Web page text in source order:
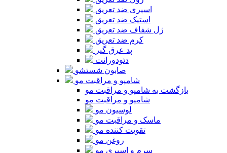
اسپری ضد تعریق
استیک ضد تعریق
ژل شفاف ضد تعریق
کرم ضد تعریق
پد عرق گیر
دئودورانت
صابون شستشو
شامپو و مراقبت مو
بازگشت به شامپو و مراقبت مو
شامپو و مراقبت مو
لوسیون مو
ماسک و مراقبت مو
تقویت کننده مو
روغن مو
سرم و اسپری مو